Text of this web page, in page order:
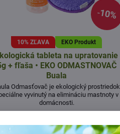
10%
10% ZĽAVA EKO Produkt
tableta na upratovanie
+ fľaša • EKO ODMASTNOVAČ
Buala
Odmasťovač je ekologický prostriedok
vyvinutý na elimináciu mastnoty v
domácnosti.
od 4,18 €